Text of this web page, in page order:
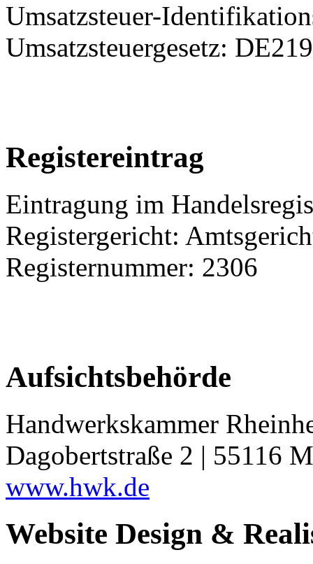
Umsatzsteuer-
Umsatzsteuergesetz:
Registereintrag
Eintragung im
Registergericht:
Registernummer: 2306
Aufsichtsbehörde
Handwerkskammer
Dagobertstraße 2 | 55116
www.hwk.de
Website Design &